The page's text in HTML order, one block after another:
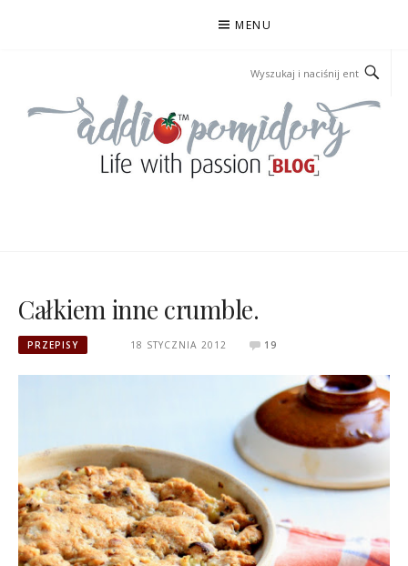
MENU
Całkiem inne crumble.
PRZEPISY 18 STYCZNIA 2012 19